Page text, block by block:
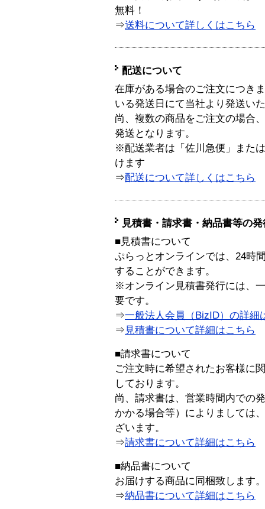
無料！
⇒送料について詳しくはこちら
配送について
在庫がある場合のご注文につき
いる発送日にて当社より発送い
尚、複数の商品をご注文の場合
発送となります。
※配送業者は「佐川急便」また
けます
⇒配送について詳しくはこちら
見積書・請求書・納品書等の
■見積書について
ぷらっとオンラインでは、24時
することができます。
※オンライン見積書発行には、
要です。
⇒一般法人会員（BizID）の詳細
⇒ 見積書について詳細はこちら
■請求書について
ご注文時に希望されたお客様に
しております。
尚、請求書は、営業時間内での
かかる場合等）によりましては
ざいます。
⇒請求書について詳細はこちら
■納品書について
お届けする商品に同梱致します。
⇒納品書について詳細はこちら